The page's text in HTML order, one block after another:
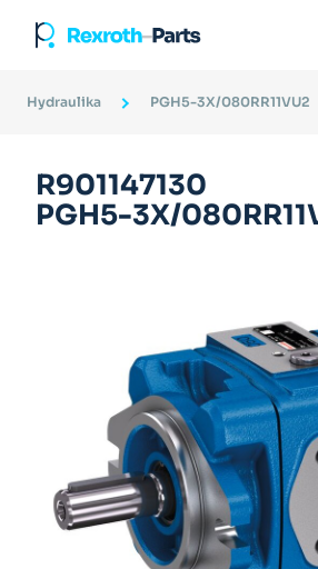
Hydraulika PGH5-3X/080RR11VU2
R901147130
PGH5-3X/